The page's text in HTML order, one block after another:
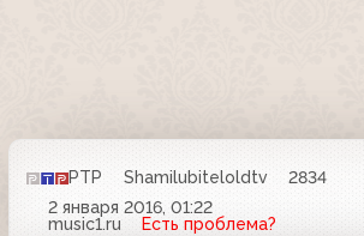
РТР Shamilubiteloldtv
2834
2 января 2016, 01:22
music1.ru
Есть проблема?